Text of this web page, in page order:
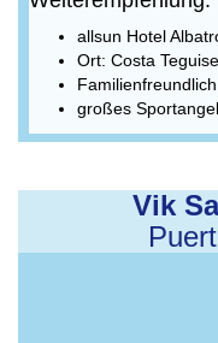
allsun Hotel
Ort: Costa Teguise
Familienfreundlich
großes
Vik